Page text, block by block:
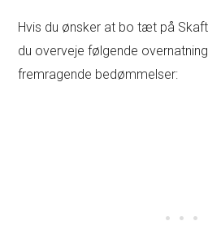
Hvis du ønsker at bo tæt på
du overveje følgende
fremragende bedømmelser: